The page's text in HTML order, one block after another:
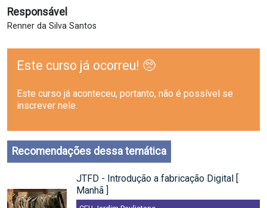
Responsável
Renner da Silva Santos
Este curso já ocorreu! 🥺
Este curso já aconteceu, portanto, não é possível se
inscrever nele.
Recomendações dessa temática
JTFD - Introdução a fabricação Digital [
Manhã ]